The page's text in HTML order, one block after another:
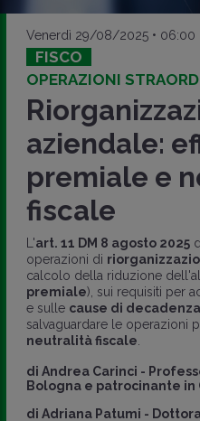
Venerdì 29/08/2025 • 06:00
FISCO
OPERAZIONI
aziendale:
premiale e
fiscale
L'art. 11 DM 8 agosto 2025
operazioni di
calcolo della riduzione
premiale), sui requisiti per
e sulle cause di decadenza
salvaguardare le operazioni
neutralità fiscale
di Andrea Carinci -
Bologna e patrocinante in
di Adriana Patumi -